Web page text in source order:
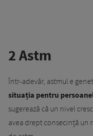
2 Astm
Într-adevăr, astmul e
situația pentru
sugerează că un nivel
avea drept consecință un